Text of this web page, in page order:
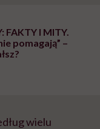
FAKTY I MITY.
pomagają” –
wielu